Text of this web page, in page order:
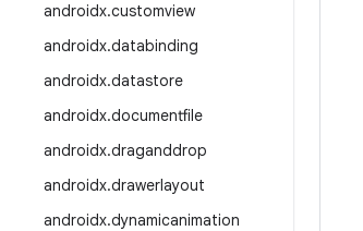
androidx.customview
androidx.databinding
androidx.datastore
androidx.documentfile
androidx.draganddrop
androidx.drawerlayout
androidx.dynamicanimation